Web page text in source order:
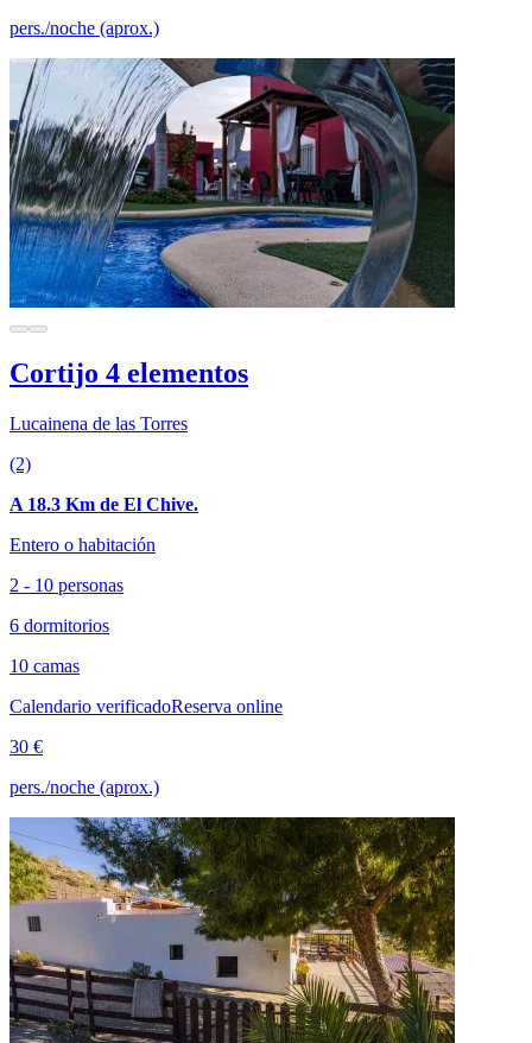
pers./noche (aprox.)
Cortijo 4 elementos
Lucainena de las Torres
(2)
A 18.3 Km de El Chive.
Entero o habitación
2 - 10 personas
6 dormitorios
10 camas
Calendario verificadoReserva online
30 €
pers./noche (aprox.)